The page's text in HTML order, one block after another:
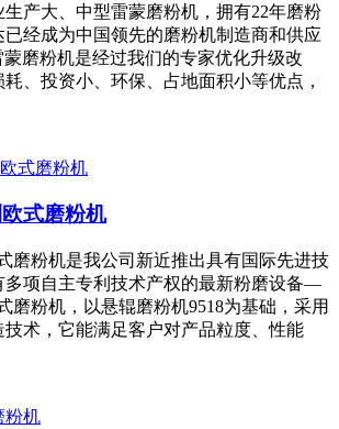
产大、中型雷蒙磨粉机，拥有22年磨粉
经成为中国领先的磨粉机制造商和供应
磨粉机是经过我们的专家优化升级改
、投资小、环保、占地面积小等优点，
式磨粉机
磨粉机是我公司新近推出具有国际先进技
多项自主专利技术产权的最新粉磨设备—
磨粉机，以悬辊磨粉机9518为基础，采用
技术，它能满足客户对产品粒度、性能